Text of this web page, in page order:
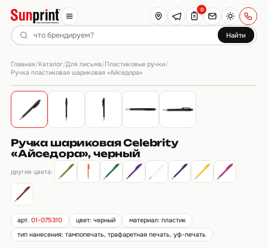
Найти
0
Главная/Каталог/Для письма/Пластиковые ручки/
Ручка пластиковая шариковая «Айседора»
Ручка шариковая Celebrity
«Айседора», черный
другие цвета:
арт.01-075310 цвет: черный
материал: пластик
тип нанесения: тампопечать, трафаретная печать, уф-печать